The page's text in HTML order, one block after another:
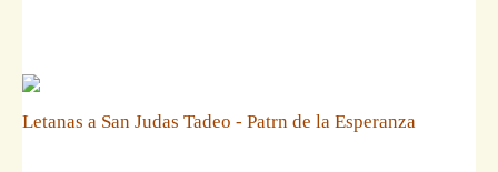
Letanas a San Judas Tadeo - Patrn de la Esperanza